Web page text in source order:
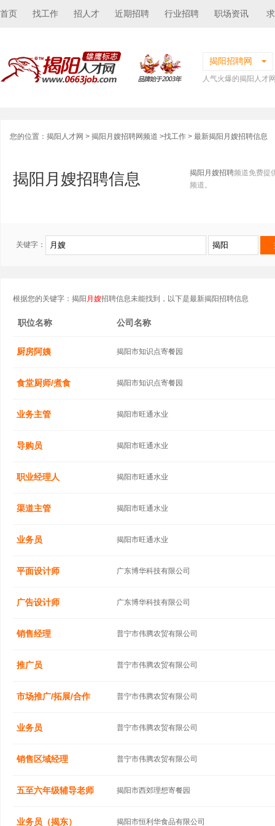
首页 找工作 招人才 近期招聘 行业招聘 职场资讯
揭阳招聘网
人气火爆的揭阳人才
您的位置： 揭阳人才网 > 揭阳月嫂招聘网频道 >找工作 > 最新揭阳月嫂招聘信息
揭阳月嫂招聘信息 揭阳月嫂招聘频道免费提
频道。
关键字：
根据您的关键字：揭阳 月嫂招聘信息未能找到，以下是最新揭阳招聘信息
职位名称 公司名称
厨房阿姨 揭阳市知识点寄餐园
食堂厨师/煮食 揭阳市知识点寄餐园
业务主管 揭阳市旺通水业
导购员 揭阳市旺通水业
职业经理人 揭阳市旺通水业
渠道主管 揭阳市旺通水业
业务员 揭阳市旺通水业
平面设计师 广东博华科技有限公司
广告设计师 广东博华科技有限公司
销售经理 普宁市伟腾农贸有限公司
推广员 普宁市伟腾农贸有限公司
市场推广/拓展/合作 普宁市伟腾农贸有限公司
业务员 普宁市伟腾农贸有限公司
销售区域经理 普宁市伟腾农贸有限公司
五至六年级辅导老师 揭阳市西郊理想寄餐园
业务员（揭东） 揭阳市恒利华食品有限公司